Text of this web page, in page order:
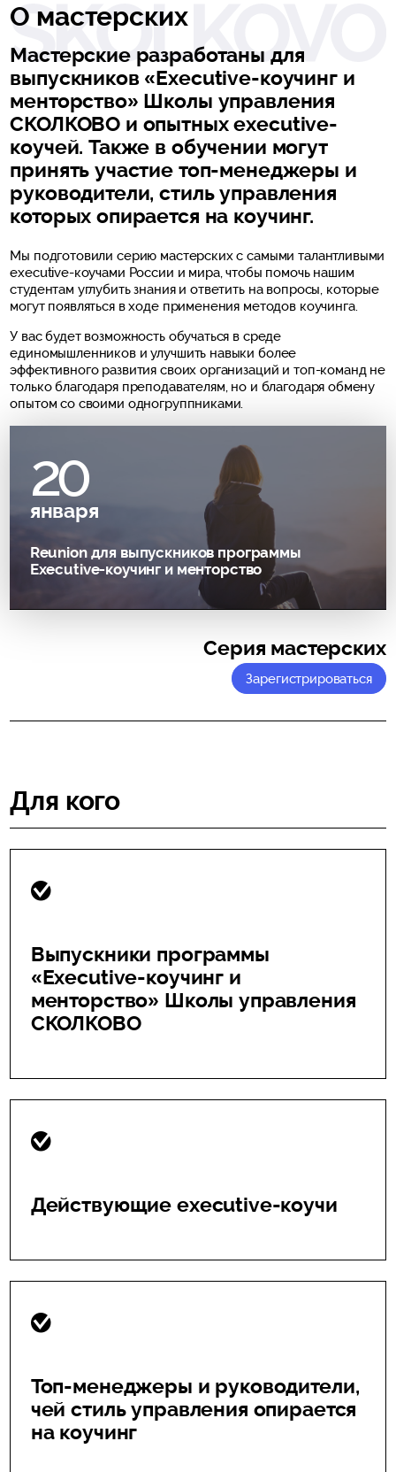
О мастерских
Мастерские разработаны для
выпускников «Executive-коучинг и
менторство» Школы управления
СКОЛКОВО и опытных executive-
коучей. Также в обучении могут
принять участие топ-менеджеры и
руководители, стиль управления
которых опирается на коучинг.
Мы подготовили серию мастерских с самыми талантливыми
executive-коучами России и мира, чтобы помочь нашим
студентам углубить знания и ответить на вопросы, которые
могут появляться в ходе применения методов коучинга.
У вас будет возможность обучаться в среде
единомышленников и улучшить навыки более
эффективного развития своих организаций и топ-команд не
только благодаря преподавателям, но и благодаря обмену
опытом со своими одногруппниками.
20
января
Reunion для выпускников программы
Executive-коучинг и менторство
Серия мастерских
Зарегистрироваться
Для кого
Выпускники программы
«Executive-коучинг и
менторство» Школы управления
СКОЛКОВО
Действующие executive-коучи
Топ-менеджеры и руководители,
чей стиль управления опирается
на коучинг